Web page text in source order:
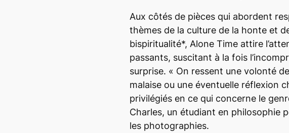
Aux côtés de pièces qui abordent
thèmes de la culture de la honte et
bispiritualité*, Alone Time attire
passants, suscitant à la fois
surprise. « On ressent une volonté
malaise ou une éventuelle réflexion
privilégiés en ce qui concerne le
Charles, un étudiant en philosophie
les photographies.